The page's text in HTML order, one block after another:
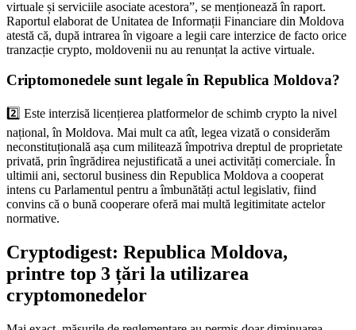
virtuale și serviciile asociate acestora”, se menționează în raport.
Raportul elaborat de Unitatea de Informații Financiare din Moldova
atestă că, după intrarea în vigoare a legii care interzice de facto orice
tranzacție crypto, moldovenii nu au renunțat la active virtuale.
Criptomonedele sunt legale în Republica Moldova?
2️⃣ Este interzisă licențierea platformelor de schimb crypto la nivel
național, în Moldova. Mai mult ca atît, legea vizată o considerăm
neconstituțională așa cum militează împotriva dreptul de proprietate
privată, prin îngrădirea nejustificată a unei activități comerciale. În
ultimii ani, sectorul business din Republica Moldova a cooperat
intens cu Parlamentul pentru a îmbunătăți actul legislativ, fiind
convins că o bună cooperare oferă mai multă legitimitate actelor
normative.
Cryptodigest: Republica Moldova,
printre top 3 țări la utilizarea
cryptomonedelor